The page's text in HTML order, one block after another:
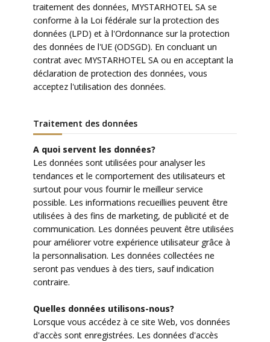
traitement des données, MYSTARHOTEL SA se
conforme à la Loi fédérale sur la protection des
données (LPD) et à l'Ordonnance sur la protection
des données de l'UE (ODSGD). En concluant un
contrat avec MYSTARHOTEL SA ou en acceptant la
déclaration de protection des données, vous
acceptez l'utilisation des données.
Traitement des données
A quoi servent les données?
Les données sont utilisées pour analyser les
tendances et le comportement des utilisateurs et
surtout pour vous fournir le meilleur service
possible. Les informations recueillies peuvent être
utilisées à des fins de marketing, de publicité et de
communication. Les données peuvent être utilisées
pour améliorer votre expérience utilisateur grâce à
la personnalisation. Les données collectées ne
seront pas vendues à des tiers, sauf indication
contraire.
Quelles données utilisons-nous?
Lorsque vous accédez à ce site Web, vos données
d'accès sont enregistrées. Les données d'accès